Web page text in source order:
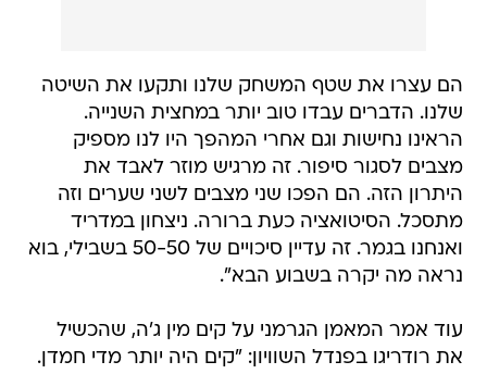
הם עצרו את שטף המשחק שלנו ותקעו את השיטה
שלנו. הדברים עבדו טוב יותר במחצית השנייה.
הראינו נחישות וגם אחרי המהפך היו לנו מספיק
מצבים לסגור סיפור. זה מרגיש מוזר לאבד את
היתרון הזה. הם הפכו שני מצבים לשני שערים וזה
מתסכל. הסיטואציה כעת ברורה. ניצחון במדריד
ואנחנו בגמר. זה עדיין סיכויים של 50-50 בשבילי, בוא
נראה מה יקרה בשבוע הבא".
עוד אמר המאמן הגרמני על קים מין ג'ה, שהכשיל
את רודריגו בפנדל השוויון: "קים היה יותר מדי חמדן.